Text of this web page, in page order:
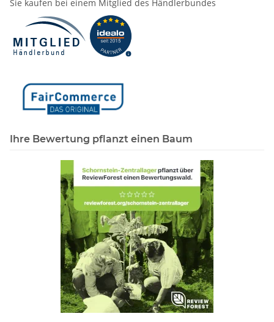
Sie kaufen bei einem Mitglied des Händlerbundes
Ihre Bewertung pflanzt einen Baum